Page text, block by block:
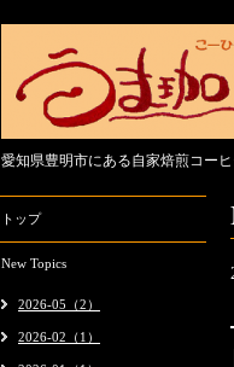
愛知県豊明市にある自家焙煎コーヒ
トップ
New Topics
2026-05（2）
2026-02（1）